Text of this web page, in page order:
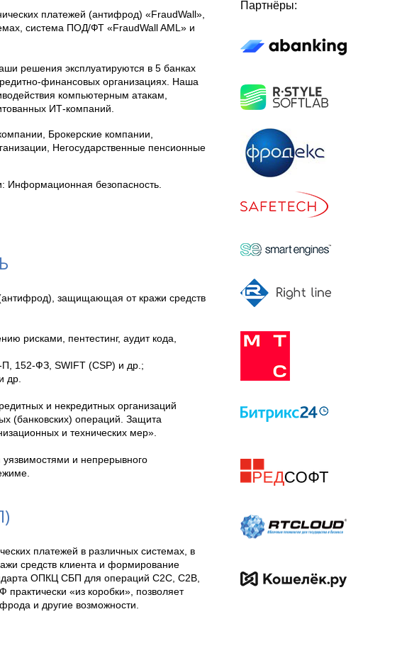
платежей (антифрод) «FraudWall»,
система ПОД/ФТ «FraudWall AML» и
решения эксплуатируются в 5 банках
финансовых организациях. Наша
компьютерным атакам,
ИТ-компаний.
Брокерские компании,
Негосударственные пенсионные
Информационная безопасность.
защищающая от кражи средств
рисками, пентестинг, аудит кода,
др.
и некредитных организаций
(банковских) операций. Защита
и технических мер».
и непрерывного
платежей в различных системах, в
средств клиента и формирование
ОПКЦ СБП для операций C2C, C2B,
«из коробки», позволяет
и другие возможности.
Партнёры: